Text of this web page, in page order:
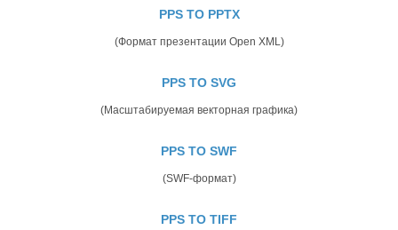
PPS TO PPTX
(Формат презентации Open XML)
PPS TO SVG
(Масштабируемая векторная графика)
PPS TO SWF
(SWF-формат)
PPS TO TIFF